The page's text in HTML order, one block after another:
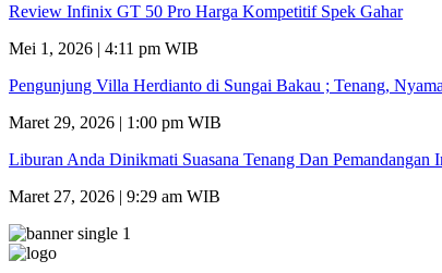
Review Infinix GT 50 Pro Harga Kompetitif Spek Gahar
Mei 1, 2026 | 4:11 pm WIB
Pengunjung Villa Herdianto di Sungai Bakau ; Tenang,
Maret 29, 2026 | 1:00 pm WIB
Liburan Anda Dinikmati Suasana Tenang Dan
Maret 27, 2026 | 9:29 am WIB